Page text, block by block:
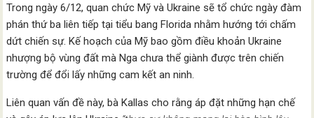
Trong ngày 6/12, quan chức Mỹ và Ukraine sẽ tổ chức ngày đàm
phán thứ ba liên tiếp tại tiểu bang Florida nhằm hướng tới chấm
dứt chiến sự. Kế hoạch của Mỹ bao gồm điều khoản Ukraine
nhượng bộ vùng đất mà Nga chưa thể giành được trên chiến
trường để đổi lấy những cam kết an ninh.
Liên quan vấn đề này, bà Kallas cho rằng áp đặt những hạn chế